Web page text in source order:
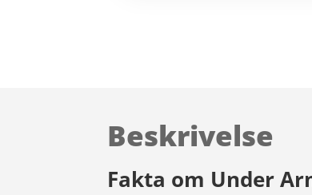
Beskrivelse
Fakta om Under